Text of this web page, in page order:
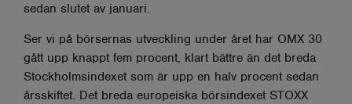
sedan slutet av januari.
Ser vi på börsernas utveckling under året har OMX 30
gått upp knappt fem procent, klart bättre än det breda
Stockholmsindexet som är upp en halv procent sedan
årsskiftet. Det breda europeiska börsindexet STOXX